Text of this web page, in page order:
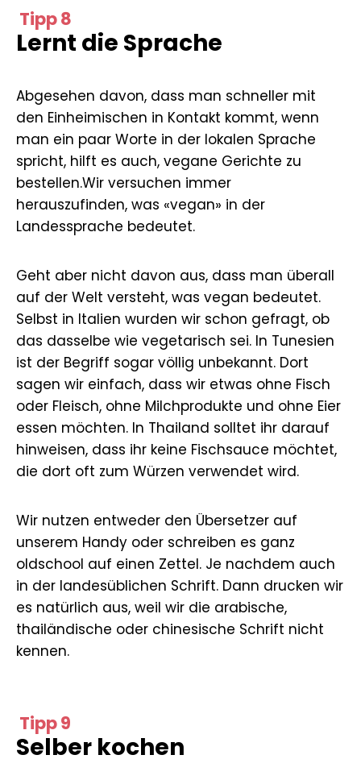
Tipp 8
Lernt die Sprache
Abgesehen davon, dass man schneller mit
den Einheimischen in Kontakt kommt, wenn
man ein paar Worte in der lokalen Sprache
spricht, hilft es auch, vegane Gerichte zu
bestellen.Wir versuchen immer
herauszufinden, was «vegan» in der
Landessprache bedeutet.
Geht aber nicht davon aus, dass man überall
auf der Welt versteht, was vegan bedeutet.
Selbst in Italien wurden wir schon gefragt, ob
das dasselbe wie vegetarisch sei. In Tunesien
ist der Begriff sogar völlig unbekannt. Dort
sagen wir einfach, dass wir etwas ohne Fisch
oder Fleisch, ohne Milchprodukte und ohne Eier
essen möchten. In Thailand solltet ihr darauf
hinweisen, dass ihr keine Fischsauce möchtet,
die dort oft zum Würzen verwendet wird.
Wir nutzen entweder den Übersetzer auf
unserem Handy oder schreiben es ganz
oldschool auf einen Zettel. Je nachdem auch
in der landesüblichen Schrift. Dann drucken wir
es natürlich aus, weil wir die arabische,
thailändische oder chinesische Schrift nicht
kennen.
Tipp 9
Selber kochen